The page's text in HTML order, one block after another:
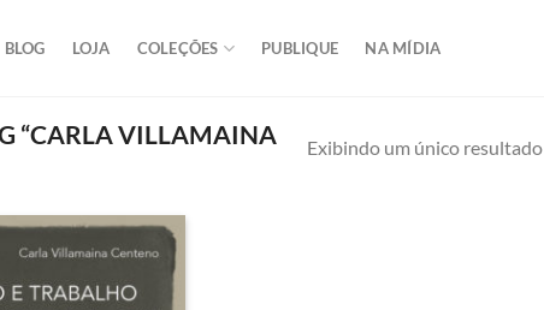
BLOG LOJA COLEÇÕES PUBLIQUE NA MÍDIA
“CARLA VILLAMAINA
Exibindo um único resultado